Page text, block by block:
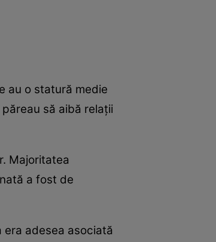
au o statură medie
să aibă relații
Majoritatea
a fost de
adesea asociată